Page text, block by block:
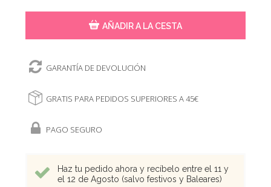
AÑADIR A LA CESTA
GARANTÍA DE DEVOLUCIÓN
GRATIS PARA PEDIDOS SUPERIORES A 45€
PAGO SEGURO
Haz tu pedido ahora y recíbelo entre el 11 y
el 12 de Agosto (salvo festivos y Baleares)